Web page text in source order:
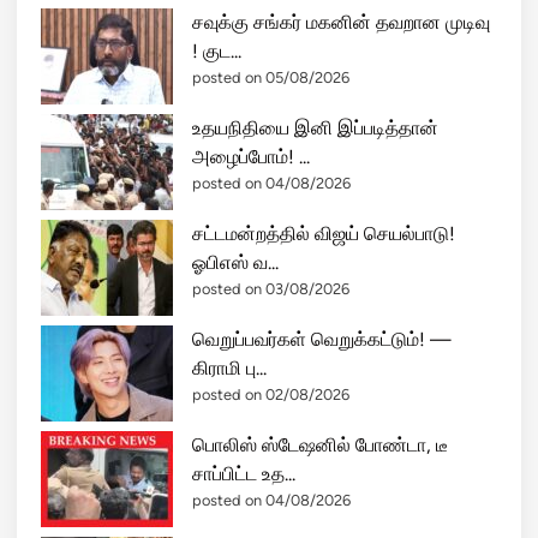
க
ள்
ர
ஷ்
யா
வி
ன்
அ
தி
ந
வீ
ன
S
u
-
5
7
சவுக்கு சங்கர் மகனின் தவறான முடிவு
! குட...
posted on 05/08/2026
உதயநிதியை இனி இப்படித்தான்
அழைப்போம்! ...
posted on 04/08/2026
சட்டமன்றத்தில் விஜய் செயல்பாடு!
ஓபிஎஸ் வ...
posted on 03/08/2026
வெறுப்பவர்கள் வெறுக்கட்டும்! —
கிராமி பு...
posted on 02/08/2026
பொலிஸ் ஸ்டேஷனில் போண்டா, டீ
சாப்பிட்ட உத...
posted on 04/08/2026